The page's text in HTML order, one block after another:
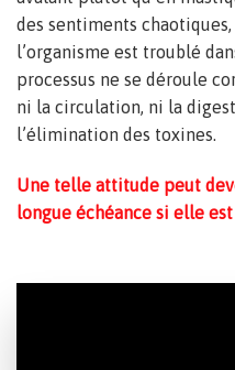
des sentiments
l’organisme est troublé
processus ne se déroule
ni la circulation, ni la
l’élimination des toxines.
Une telle attitude peut
longue échéance si elle